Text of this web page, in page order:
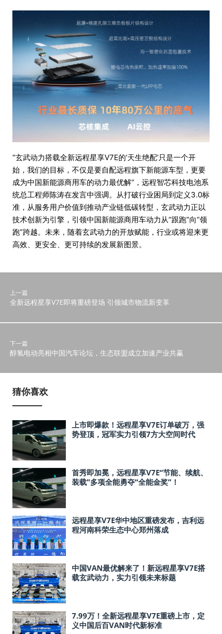
“玄武动力搭载全新远程星享V7E的‘天生绝配’只是一个开
始，我们的目标，不仅是要自配远程旗下新能源车型，更要
成为中国新能源商用车的动力最优解“，远程智芯科技电池系
统总工程师陈涛在发言中强调。从打破行业困局到定义3.0标
准，从服务用户价值到推动产业链低碳转型，玄武动力正以
技术创新为引擎，引领中国新能源商用车动力从“跟跑”向“领
跑”跨越。未来，随着玄武动力的开放赋能，行业或将迎来更
高效、更安全、更可持续的发展新图景。
上一篇
全新远程星享V7E即将重磅登场 引领城市物流新变革
下一篇
醇氢电动亮相中国汽车论坛，生态联盟成立加速产业共赢
猜你喜欢
上市即爆款！远程星享V7E订单破万，强
势登顶，冠军实力引领7方大空间时代
首秀即加冕，远程星享V7E“节能、续航、
装载”多项全能勇夺“全能金奖”！
远程星享V7E华中地区重磅发布，吉利远
程河南科荣生态中心郑州落成
中国VAN最优解来了！新远程星享V7E搭
载玄武动力，实力引领未来标题
7.99万！全新远程星享V7E重磅上市，定
义中国后百VAN时代新标准